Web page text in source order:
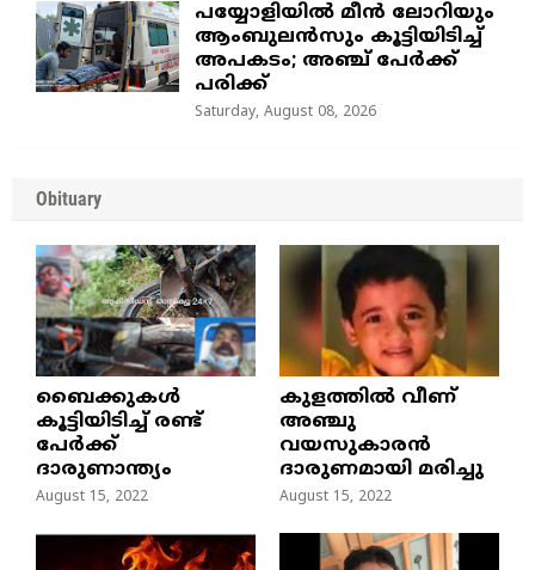
പയ്യോളിയിൽ മീൻ ലോറിയും
ആംബുലൻസും കൂട്ടിയിടിച്ച്
അപകടം; അഞ്ച് പേർക്ക്
പരിക്ക്
Saturday, August 08, 2026
Obituary
ബൈക്കുകൾ
കൂട്ടിയിടിച്ച് രണ്ട്
പേർക്ക്
ദാരുണാന്ത്യം
August 15, 2022
കുളത്തില്‍ വീണ്
അഞ്ചു
വയസുകാരന്‍
ദാരുണമായി മരിച്ചു
August 15, 2022